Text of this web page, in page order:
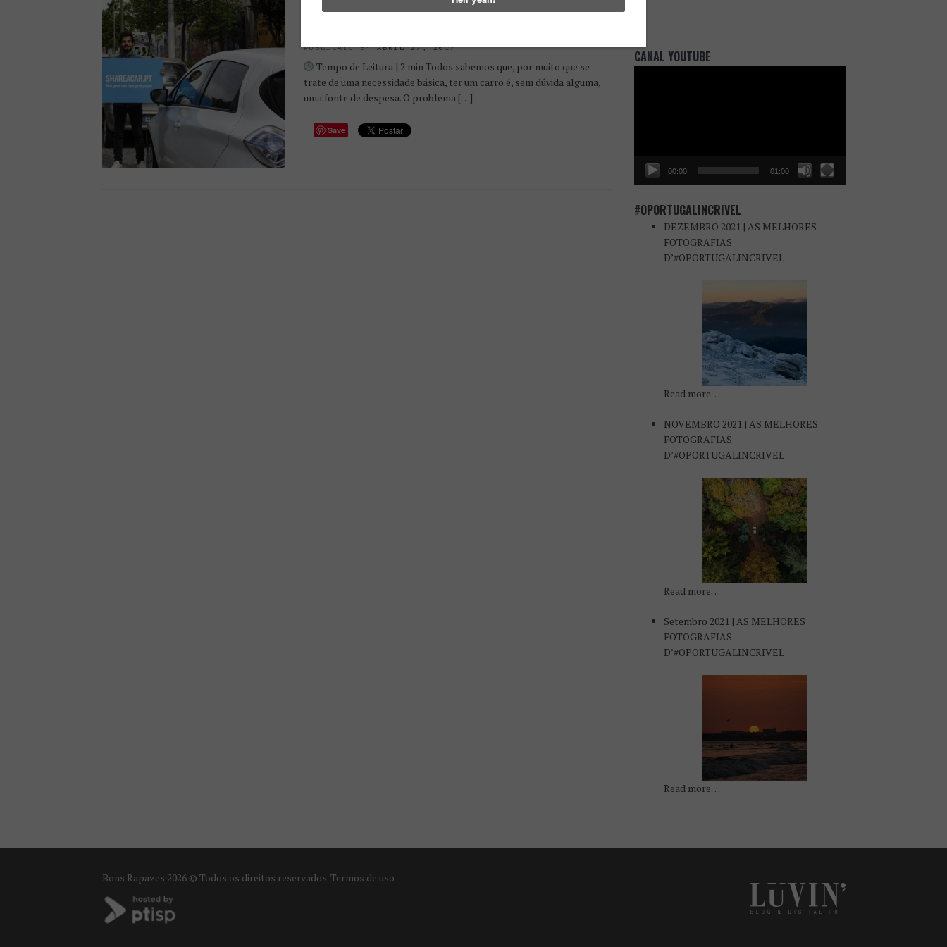
PUBLICADO EMABRIL 27, 2017
Tempo de Leitura | 2 min Todos sabemos que, por muito que se
trate de uma necessidade básica, ter um carro é, sem dúvida alguma,
uma fonte de despesa. O problema […]
Save
CANAL YOUTUBE
00:00 01:00
#OPORTUGALINCRIVEL
DEZEMBRO 2021 | AS MELHORES
FOTOGRAFIAS
D’#OPORTUGALINCRIVEL
Read more…
NOVEMBRO 2021 | AS MELHORES
FOTOGRAFIAS
D’#OPORTUGALINCRIVEL
Read more…
Setembro 2021 | AS MELHORES
FOTOGRAFIAS
D’#OPORTUGALINCRIVEL
Read more…
Bons Rapazes 2026 © Todos os direitos reservados.Termos de uso